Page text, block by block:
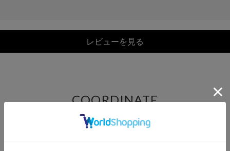
レビューを見る
COORDINATE
この商品を使ったCOORDINATE